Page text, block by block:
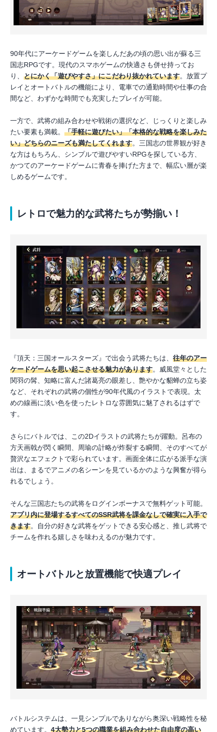
90年代にアーケードゲームを楽しんだあの頃の思い出が蘇る三
国志RPGです。現代のスマホゲームの快適さも併せ持ってお
り、 とにかく「遊びやすさ」にこだわり抜かれています。放置プ
レイとオートバトルの機能により、電車での通勤時間や仕事の合
間など、わずかな時間でも充実したプレイが可能。
一方で、武将の組み合わせや戦術の選択など、じっくりと楽しみ
たい要素も満載。 「手軽に遊びたい」「本格的な戦略を楽しみた
い」どちらのニーズも満たしてくれます。三国志の世界観が好き
な方はもちろん、シンプルで遊びやすいRPGを探している方、
かつてのアーケードゲームに青春を捧げた方まで、幅広い層が楽
しめるゲームです。
レトロで魅力的な武将たちが勢揃い！
『頂天：三国オールスターズ』で出会う武将たちは、 往年のアー
ケードゲームを思い起こさせる魅力があります。威風堂々とした
関羽の髯、知略に富んだ諸葛亮の眼差し、艶やかな貂蝉の立ち姿
など、それぞれの武将の個性が90年代風のイラストで表現。太
めの線画に淡い色を使ったレトロな雰囲気に魅了されるはずで
す。
さらにバトルでは、この2Dイラストの武将たちが躍動。呂布の
方天画戟が閃く瞬間、周瑜の計略が炸裂する瞬間、そのすべてが
贅沢なエフェクトで彩られています。画面全体に広がる派手な演
出は、まるでアニメの名シーンを見ているかのような興奮が得ら
れるでしょう。
そんな三国志たちの武将をログインボーナスで無料ゲット可能。
アプリ内に登場するすべてのSSR武将を課金なしで確実に入手で
きます。自分の好きな武将をゲットできる安心感と、推し武将で
チームを作れる嬉しさを味わえるのが魅力です。
オートバトルと放置機能で快適プレイ
バトルシステムは、一見シンプルでありながら奥深い戦略性を秘
めています。 4大勢力と5つの職業を組み合わせた自由度の高い